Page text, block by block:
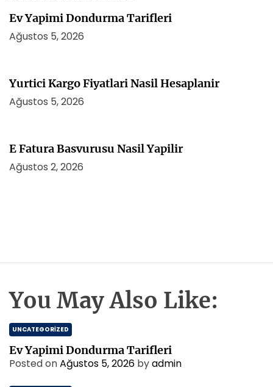
Ev Yapimi Dondurma Tarifleri
Ağustos 5, 2026
Yurtici Kargo Fiyatlari Nasil Hesaplanir
Ağustos 5, 2026
E Fatura Basvurusu Nasil Yapilir
Ağustos 2, 2026
You May Also Like:
UNCATEGORIZED
Ev Yapimi Dondurma Tarifleri
Posted onAğustos 5, 2026 byadmin